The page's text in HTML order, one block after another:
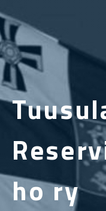
ho ry